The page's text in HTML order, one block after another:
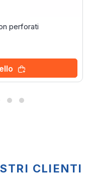
perforati
CLIENTI